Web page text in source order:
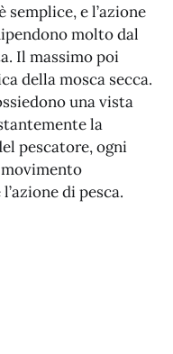
e l’azione
molto dal
Il massimo poi
della mosca secca.
una vista
la
pescatore, ogni
di pesca.